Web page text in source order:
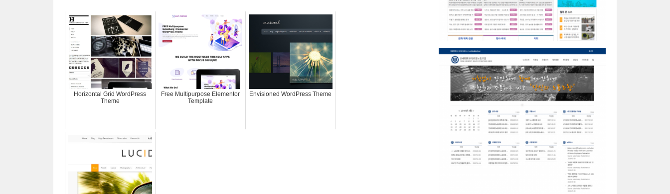
Horizontal Grid WordPress
Theme
Free Multipurpose Elementor
Template
Envisioned WordPress Theme